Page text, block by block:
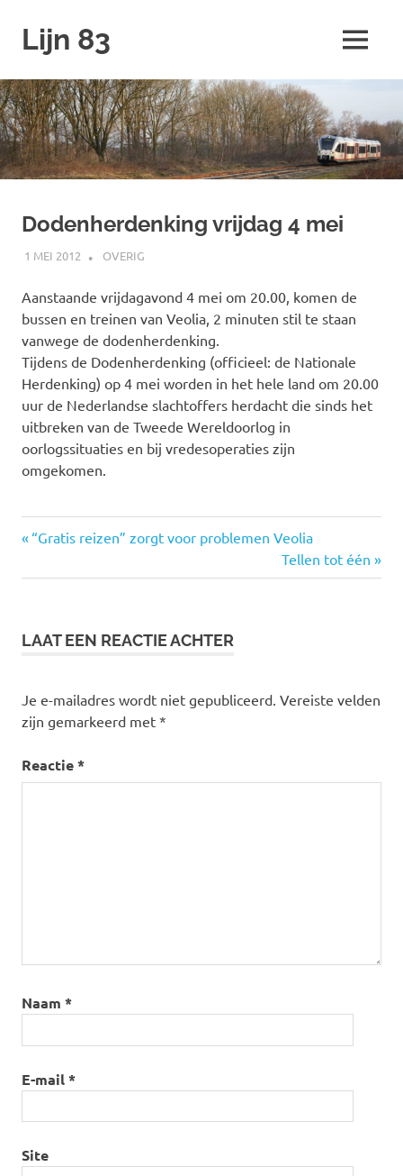
naar
inhoud
Lijn 83 MENU
Dodenherdenking vrijdag 4 mei
1 MEI 2012 SPOORZOEKER
OVERIG
Aanstaande vrijdagavond 4 mei om 20.00, komen de
bussen en treinen van Veolia, 2 minuten stil te staan
vanwege de dodenherdenking.
Tijdens de Dodenherdenking (officieel: de Nationale
Herdenking) op 4 mei worden in het hele land om 20.00
uur de Nederlandse slachtoffers herdacht die sinds het
uitbreken van de Tweede Wereldoorlog in
oorlogssituaties en bij vredesoperaties zijn
omgekomen.
Vorige
“Gratis reizen” zorgt voor problemen Veolia
Volgende
bericht:
Tellen tot één
LAAT EEN REACTIE ACHTER
Je e-mailadres wordt niet gepubliceerd. Vereiste velden
zijn gemarkeerd met *
Reactie*
Naam *
E-mail*
Site